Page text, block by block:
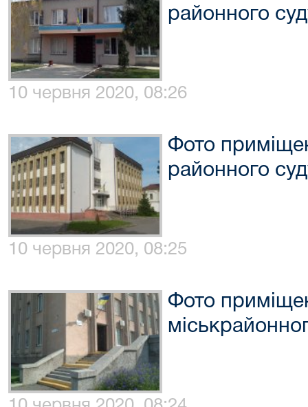
районного
10 червня 2020, 08:26
Фото
районного
10 червня 2020, 08:25
Фото